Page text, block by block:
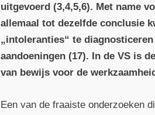
uitgevoerd (3,4,5,6). Met name
allemaal tot dezelfde conclusie
„intoleranties“ te diagnosticeren
aandoeningen (17). In de VS is
van bewijs voor de
Een van de fraaiste onderzoeken